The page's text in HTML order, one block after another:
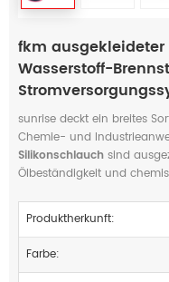
fkm
Wasserstoff-
sunrise deckt ein breites
Chemie- und
Silikonschlauch sind
Ölbeständigkeit und
Produktherkunft:
Farbe: